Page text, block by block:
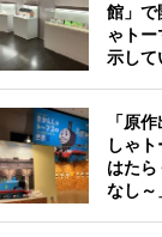
館」で
ゃト
示して
「原
しゃ
はた
なし～